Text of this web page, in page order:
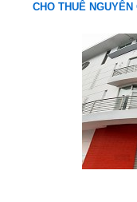
CHO THUÊ